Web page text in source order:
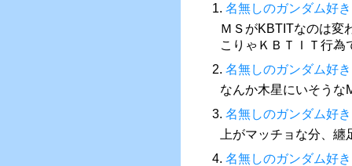
1. 名無しのガンダム好き
ＭＳがKBTITなのは変
こりゃＫＢＴＩＴ行為
2. 名無しのガンダム好き
なんか木星にいそうな
3. 名無しのガンダム好き
上がマッチョな分、纏
4. 名無しのガンダム好き